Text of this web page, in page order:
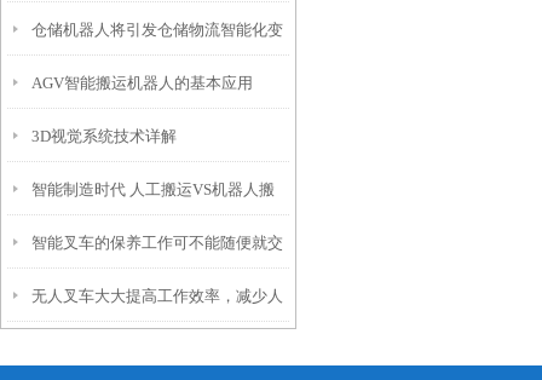
能变革
仓储机器人将引发仓储物流智能化变
革
AGV智能搬运机器人的基本应用
3D视觉系统技术详解
智能制造时代 人工搬运VS机器人搬
运
智能叉车的保养工作可不能随便就交
差了
无人叉车大大提高工作效率，减少人